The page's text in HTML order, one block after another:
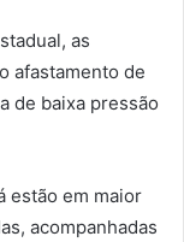
as
afastamento de
de baixa pressão
estão em maior
acompanhadas